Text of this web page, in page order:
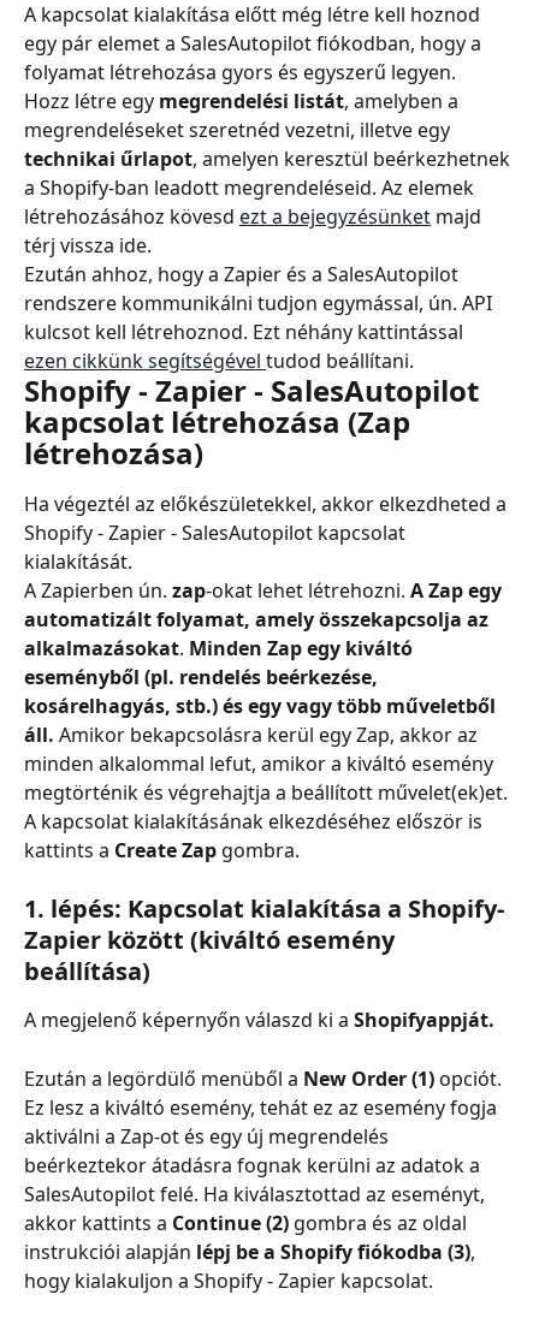
A kapcsolat kialakítása előtt még létre kell hoznod
egy pár elemet a SalesAutopilot fiókodban, hogy a
folyamat létrehozása gyors és egyszerű legyen.
Hozz létre egy megrendelési listát, amelyben a
megrendeléseket szeretnéd vezetni, illetve egy
technikai űrlapot, amelyen keresztül beérkezhetnek
a Shopify-ban leadott megrendeléseid. Az elemek
létrehozásához kövesd ezt a bejegyzésünket majd
térj vissza ide.
Ezután ahhoz, hogy a Zapier és a SalesAutopilot
rendszere kommunikálni tudjon egymással, ún. API
kulcsot kell létrehoznod. Ezt néhány kattintással
ezen cikkünk segítségével tudod beállítani.
Shopify - Zapier - SalesAutopilot
kapcsolat létrehozása (Zap
létrehozása)
Ha végeztél az előkészületekkel, akkor elkezdheted a
Shopify - Zapier - SalesAutopilot kapcsolat
kialakítását.
A Zapierben ún. zap-okat lehet létrehozni. A Zap egy
automatizált folyamat, amely összekapcsolja az
alkalmazásokat. Minden Zap egy kiváltó
eseményből (pl. rendelés beérkezése,
kosárelhagyás, stb.) és egy vagy több műveletből
áll. Amikor bekapcsolásra kerül egy Zap, akkor az
minden alkalommal lefut, amikor a kiváltó esemény
megtörténik és végrehajtja a beállított művelet(ek)et.
A kapcsolat kialakításának elkezdéséhez először is
kattints a Create Zap gombra.
1. lépés: Kapcsolat kialakítása a Shopify-
Zapier között (kiváltó esemény
beállítása)
A megjelenő képernyőn válaszd ki a Shopifyappját.
Ezután a legördülő menüből a New Order (1) opciót.
Ez lesz a kiváltó esemény, tehát ez az esemény fogja
aktiválni a Zap-ot és egy új megrendelés
beérkeztekor átadásra fognak kerülni az adatok a
SalesAutopilot felé. Ha kiválasztottad az eseményt,
akkor kattints a Continue (2) gombra és az oldal
instrukciói alapján lépj be a Shopify fiókodba (3),
hogy kialakuljon a Shopify - Zapier kapcsolat.